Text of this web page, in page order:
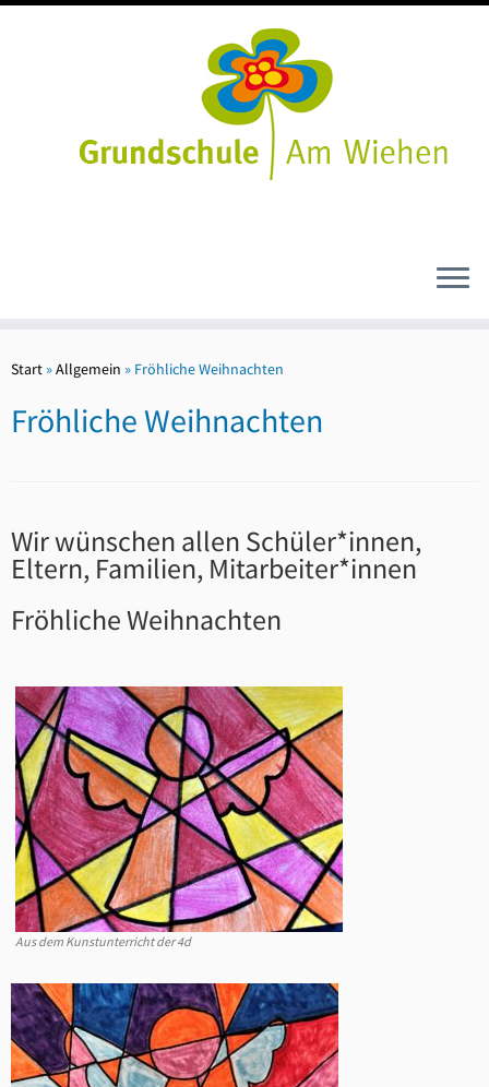
Inhalt
Start »Allgemein » Fröhliche Weihnachten
Fröhliche Weihnachten
Wir wünschen allen Schüler*innen,
Eltern, Familien, Mitarbeiter*innen
Fröhliche Weihnachten
Aus dem Kunstunterricht der 4d